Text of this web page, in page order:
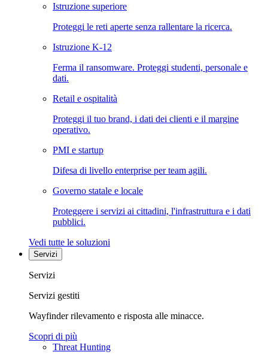
Istruzione superiore
Proteggi le reti aperte senza rallentare la ricerca.
Istruzione K-12
Ferma il ransomware. Proteggi studenti, personale e
dati.
Retail e ospitalità
Proteggi il tuo brand, i dati dei clienti e il margine
operativo.
PMI e startup
Difesa di livello enterprise per team agili.
Governo statale e locale
Proteggere i servizi ai cittadini, l'infrastruttura e i dati
pubblici.
Vedi tutte le soluzioni
Servizi
Servizi
Servizi gestiti
Wayfinder rilevamento e risposta alle minacce.
Scopri di più
Threat Hunting